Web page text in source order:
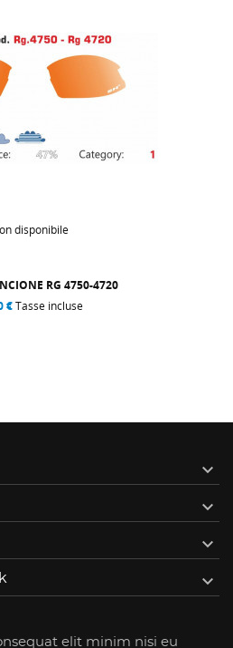
disponibile
RG 4750-4720
€Tasse incluse




elit minim nisi eu